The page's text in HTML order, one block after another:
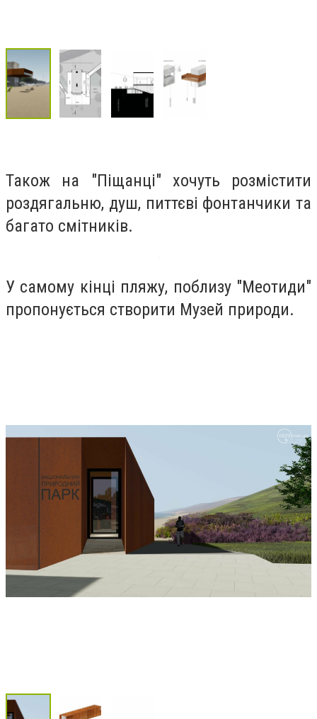
Також на "Піщанці" хочуть розмістити
роздягальню, душ, питтєві фонтанчики та
багато смітників.
У самому кінці пляжу, поблизу "Меотиди"
пропонується створити Музей природи.